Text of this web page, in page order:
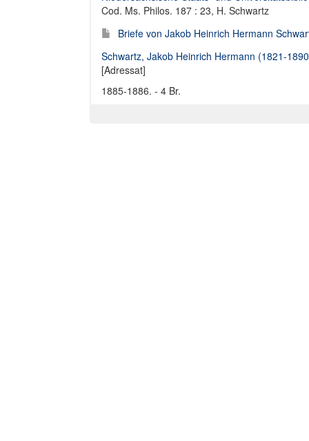
Cod. Ms. Philos. 187 : 23, H. Schwartz
Briefe von Jakob Heinrich Hermann
Schwartz, Jakob Heinrich Hermann (1821-
[Adressat]
1885-1886. - 4 Br.